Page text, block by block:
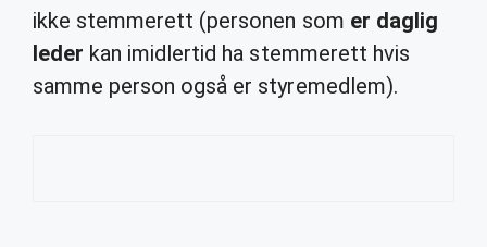
ikke stemmerett (personen som er daglig
leder kan imidlertid ha stemmerett hvis
samme person også er styremedlem).